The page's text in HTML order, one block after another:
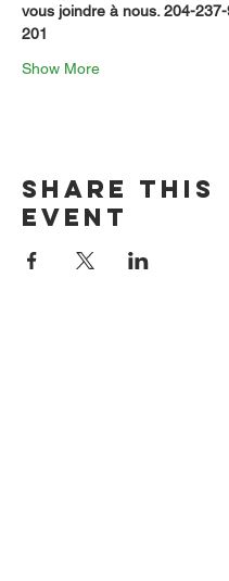
vous joindre à nous. 204-
201
Show More
Share this
event